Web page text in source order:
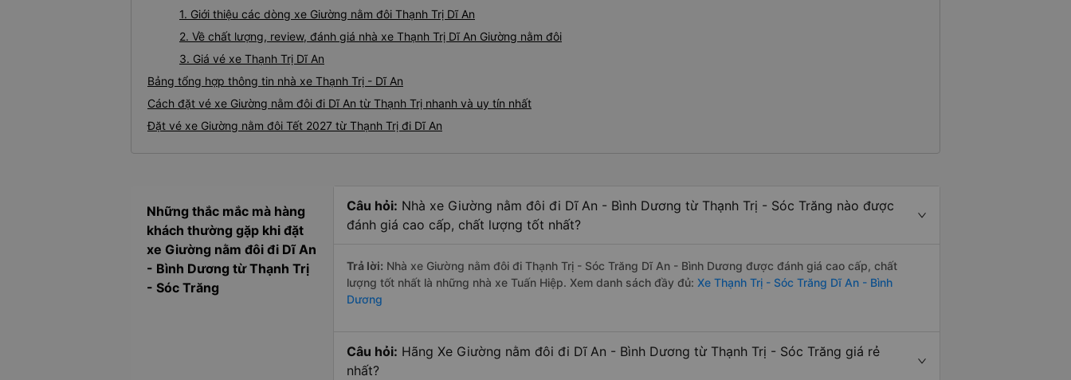
1. Giới thiệu các dòng xe Giường nằm đôi Thạnh Trị Dĩ An
2. Về chất lượng, review, đánh giá nhà xe Thạnh Trị Dĩ An Giường nằm đôi
3. Giá vé xe Thạnh Trị Dĩ An
Bảng tổng hợp thông tin nhà xe Thạnh Trị - Dĩ An
Cách đặt vé xe Giường nằm đôi đi Dĩ An từ Thạnh Trị nhanh và uy tín nhất
Đặt vé xe Giường nằm đôi Tết 2027 từ Thạnh Trị đi Dĩ An
Những thắc mắc mà hàng
khách thường gặp khi đặt
xe Giường nằm đôi đi Dĩ An
- Bình Dương từ Thạnh Trị
- Sóc Trăng
Câu hỏi: Nhà xe Giường nằm đôi đi Dĩ An - Bình Dương từ Thạnh Trị - Sóc Trăng nào được
đánh giá cao cấp, chất lượng tốt nhất?
Trả lời: Nhà xe Giường nằm đôi đi Thạnh Trị - Sóc Trăng Dĩ An - Bình Dương được đánh giá cao cấp, chất
lượng tốt nhất là những nhà xe Tuấn Hiệp. Xem danh sách đầy đủ: Xe Thạnh Trị - Sóc Trăng Dĩ An - Bình
Dương
Câu hỏi: Hãng Xe Giường nằm đôi đi Dĩ An - Bình Dương từ Thạnh Trị - Sóc Trăng giá rẻ
nhất?